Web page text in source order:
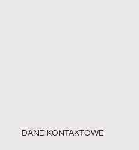
DANE KONTAKTOWE